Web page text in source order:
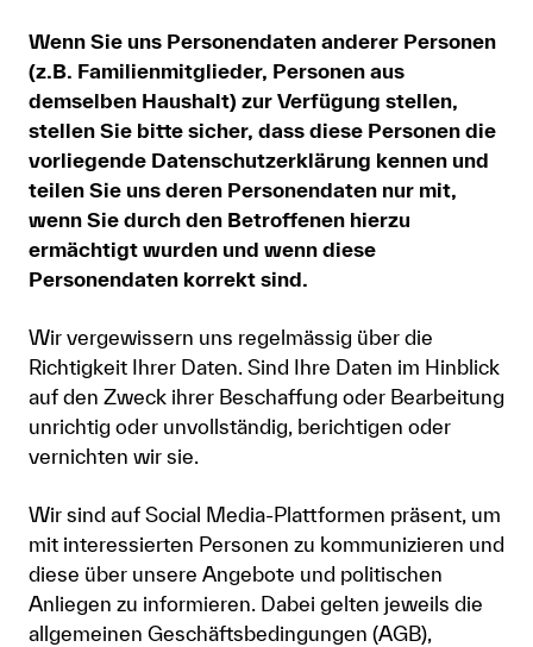
Wenn Sie uns Personendaten anderer Personen
(z.B. Familienmitglieder, Personen aus
demselben Haushalt) zur Verfügung stellen,
stellen Sie bitte sicher, dass diese Personen die
vorliegende Datenschutzerklärung kennen und
teilen Sie uns deren Personendaten nur mit,
wenn Sie durch den Betroffenen hierzu
ermächtigt wurden und wenn diese
Personendaten korrekt sind.
Wir vergewissern uns regelmässig über die
Richtigkeit Ihrer Daten. Sind Ihre Daten im Hinblick
auf den Zweck ihrer Beschaffung oder Bearbeitung
unrichtig oder unvollständig, berichtigen oder
vernichten wir sie.
Wir sind auf Social Media-Plattformen präsent, um
mit interessierten Personen zu kommunizieren und
diese über unsere Angebote und politischen
Anliegen zu informieren. Dabei gelten jeweils die
allgemeinen Geschäftsbedingungen (AGB),